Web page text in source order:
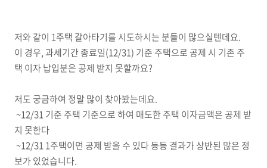
저와 같이 1주택 갈아타기를 시도하시는 분들이 많으실텐데요.
이 경우, 과세기간 종료일(12/31) 기준 주택으로 공제 시 기존 주
택 이자 납입분은 공제 받지 못할까요?
저도 궁금하여 정말 많이 찾아봤는데요.
~12/31 기준 주택 기준으로 하여 매도한 주택 이자금액은 공제 받
지 못한다
~12/31 1주택이면 공제 받을 수 있다 등등 결과가 상반된 많은 정
보가 있었습니다.